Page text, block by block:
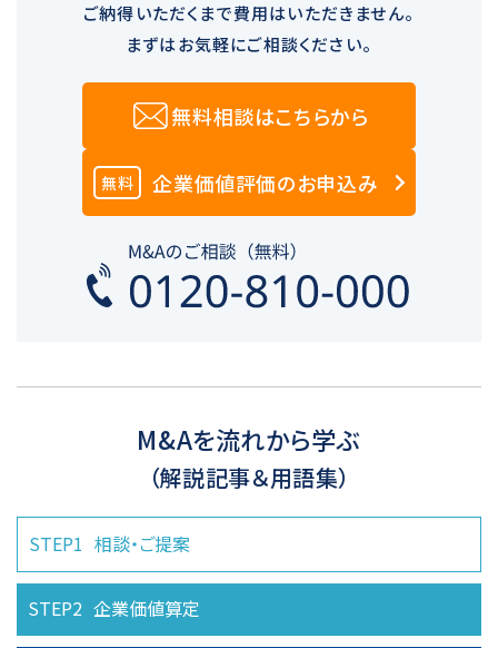
ご納得いただくまで費用はいただきません。
まずはお気軽にご相談ください。
無料相談はこちらから
無料 企業価値評価のお申込み
M&Aを流れから学ぶ
（解説記事＆用語集）
STEP1 相談・ご提案
STEP2 企業価値算定